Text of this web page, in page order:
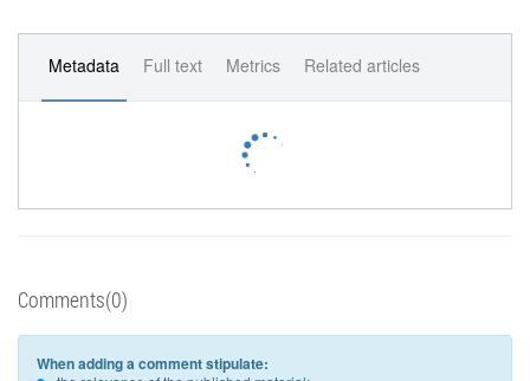
Metadata Full text Metrics Related articles
Comments(0)
When adding a comment stipulate: